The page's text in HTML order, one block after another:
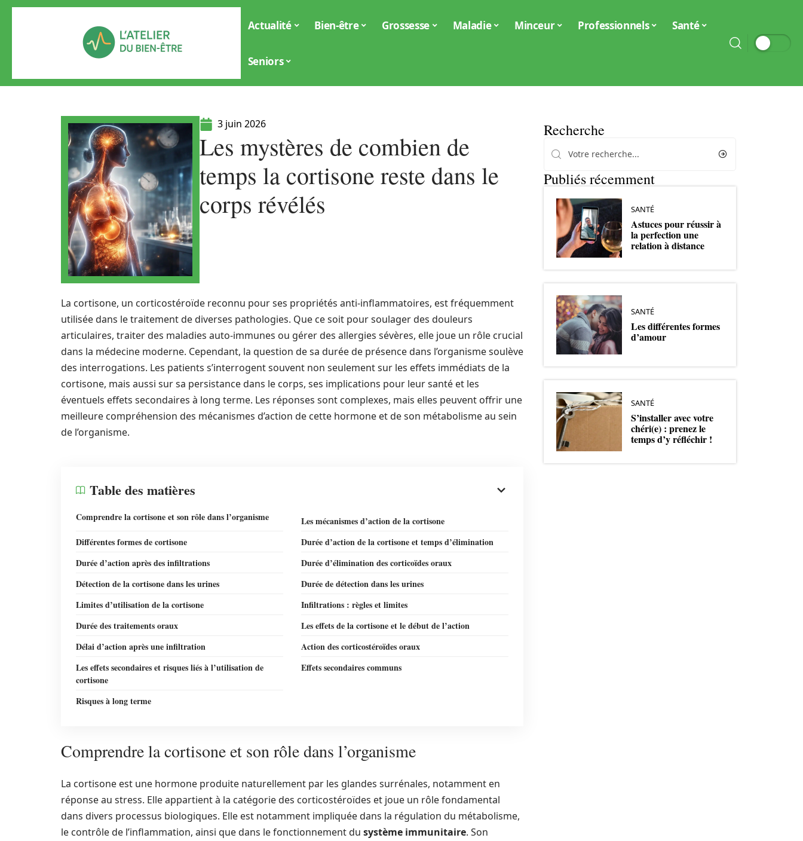
Actualité Bien-être Grossesse Maladie Minceur Professionnels Santé
Seniors
3 juin 2026
Les mystères de combien de
temps la cortisone reste dans le
corps révélés
La cortisone, un corticostéroïde reconnu pour ses propriétés anti-inflammatoires, est fréquemment
utilisée dans le traitement de diverses pathologies. Que ce soit pour soulager des douleurs
articulaires, traiter des maladies auto-immunes ou gérer des allergies sévères, elle joue un rôle crucial
dans la médecine moderne. Cependant, la question de sa durée de présence dans l’organisme soulève
des interrogations. Les patients s’interrogent souvent non seulement sur les effets immédiats de la
cortisone, mais aussi sur sa persistance dans le corps, ses implications pour leur santé et les
éventuels effets secondaires à long terme. Les réponses sont complexes, mais elles peuvent offrir une
meilleure compréhension des mécanismes d’action de cette hormone et de son métabolisme au sein
de l’organisme.
Table des matières
Comprendre la cortisone et son rôle dans l’organisme
Les mécanismes d’action de la cortisone
Différentes formes de cortisone
Durée d’action de la cortisone et temps d’élimination
Durée d’action après des infiltrations
Durée d’élimination des corticoïdes oraux
Détection de la cortisone dans les urines
Durée de détection dans les urines
Limites d’utilisation de la cortisone
Infiltrations : règles et limites
Durée des traitements oraux
Les effets de la cortisone et le début de l’action
Délai d’action après une infiltration
Action des corticostéroïdes oraux
Les effets secondaires et risques liés à l’utilisation de
cortisone
Effets secondaires communs
Risques à long terme
Comprendre la cortisone et son rôle dans l’organisme
La cortisone est une hormone produite naturellement par les glandes surrénales, notamment en
réponse au stress. Elle appartient à la catégorie des corticostéroïdes et joue un rôle fondamental
dans divers processus biologiques. Elle est notamment impliquée dans la régulation du métabolisme,
le contrôle de l’inflammation, ainsi que dans le fonctionnement du système immunitaire. Son
Recherche
Publiés récemment
SANTÉ
Astuces pour réussir à
la perfection une
relation à distance
SANTÉ
Les différentes formes
d’amour
SANTÉ
S’installer avec votre
chéri(e) : prenez le
temps d’y réfléchir !